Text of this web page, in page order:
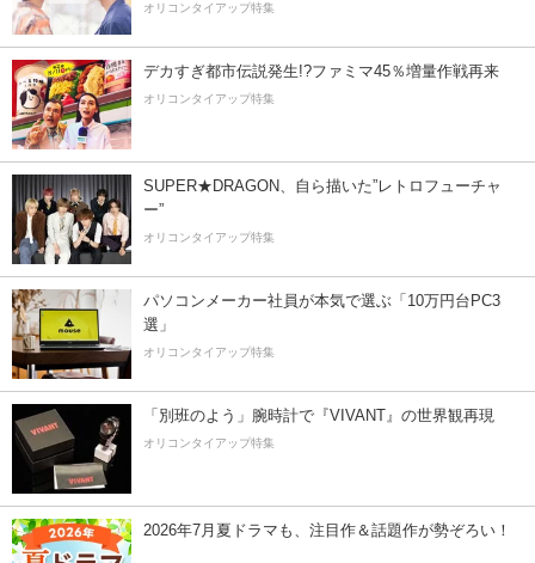
オリコンタイアップ特集
デカすぎ都市伝説発生!?ファミマ45％増量作戦再来
オリコンタイアップ特集
SUPER★DRAGON、自ら描いた”レトロフューチャ
ー”
オリコンタイアップ特集
パソコンメーカー社員が本気で選ぶ「10万円台PC3
選」
オリコンタイアップ特集
「別班のよう」腕時計で『VIVANT』の世界観再現
オリコンタイアップ特集
2026年7月夏ドラマも、注目作＆話題作が勢ぞろい！